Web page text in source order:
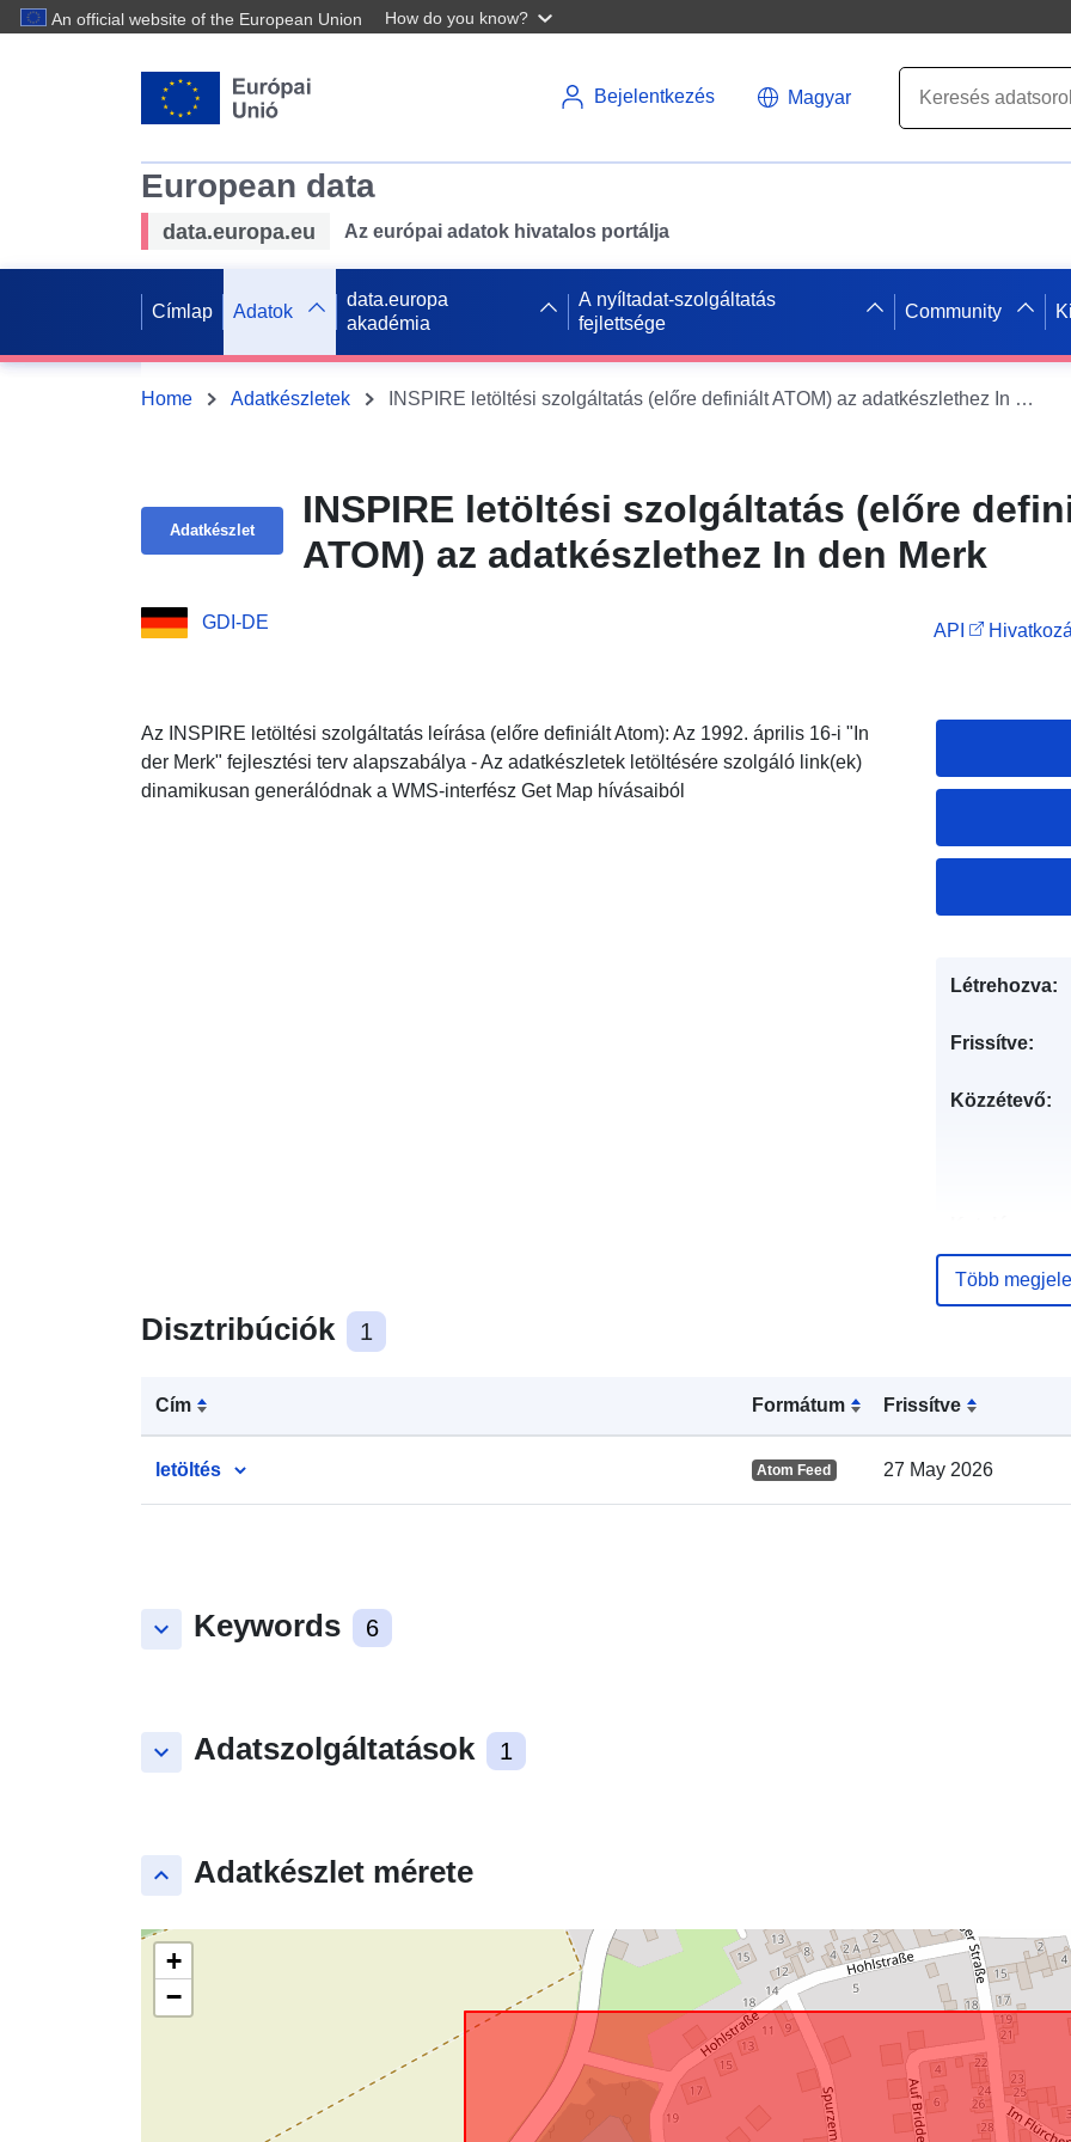
An official website of the European Union How do you know?
Bejelentkezés Magyar
European data
data.europa.eu Az európai adatok hivatalos portálja
Címlap Adatok
data.europa
akadémia
A nyíltadat-szolgáltatás
fejlettsége
Community
Home Adatkészletek INSPIRE letöltési szolgáltatás (előre definiált ATOM) az adatkészlethez In den Merk
Adatkészlet
INSPIRE letöltési szolgáltatás (előre
ATOM) az adatkészlethez In den Merk
GDI-DE API
Az INSPIRE letöltési szolgáltatás leírása (előre definiált Atom): Az 1992. április 16-i "In
der Merk" fejlesztési terv alapszabálya - Az adatkészletek letöltésére szolgáló link(ek)
dinamikusan generálódnak a WMS-interfész Get Map hívásaiból
Disztribúciók 1
Cím Formátum Frissítve
letöltés Atom Feed 27 May 2026
keyboard_arrow_down Keywords 6
keyboard_arrow_down Adatszolgáltatások 1
keyboard_arrow_up Adatkészlet mérete
+
−
Létrehozva:
Frissítve:
Közzétevő:
Több